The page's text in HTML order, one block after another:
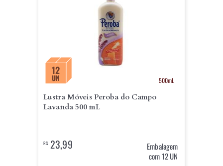
12
UN 500mL
Lustra Móveis Peroba do Campo
Lavanda 500 mL
R$23,99
Embalagem
com 12 UN